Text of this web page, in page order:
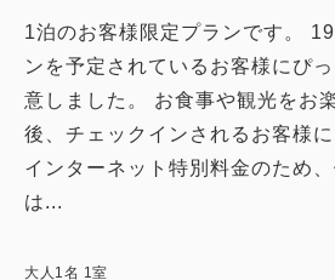
残り 1 室 詳細
1泊のお客様限定プランです。
ンを予定されているお客様にぴ
意しました。 お食事や観光をお
後、チェックインされるお客様
インターネット特別料金のため
は...
大人 1 名 1 室